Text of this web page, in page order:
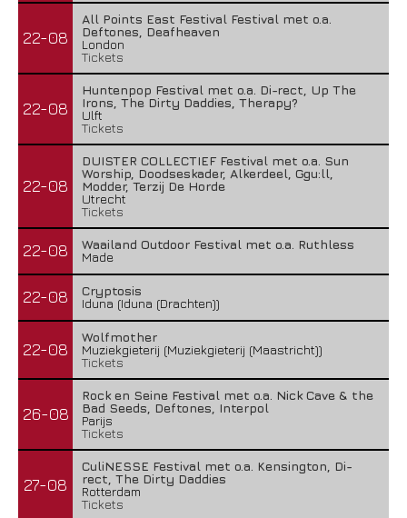
22-08
All Points East Festival Festival met o.a.
Deftones, Deafheaven
London
Tickets
22-08
Huntenpop Festival met o.a. Di-rect, Up The
Irons, The Dirty Daddies, Therapy?
Ulft
Tickets
22-08
DUISTER COLLECTIEF Festival met o.a. Sun
Worship, Doodseskader, Alkerdeel, Ggu:ll,
Modder, Terzij De Horde
Utrecht
Tickets
22-08
Waailand Outdoor Festival met o.a. Ruthless
Made
22-08
Cryptosis
Iduna (Iduna (Drachten))
22-08
Wolfmother
Muziekgieterij (Muziekgieterij (Maastricht))
Tickets
26-08
Rock en Seine Festival met o.a. Nick Cave & the
Bad Seeds, Deftones, Interpol
Parijs
Tickets
27-08
CuliNESSE Festival met o.a. Kensington, Di-
rect, The Dirty Daddies
Rotterdam
Tickets